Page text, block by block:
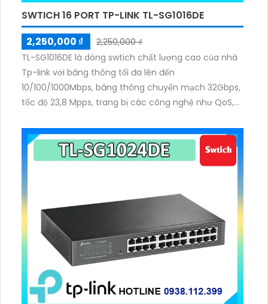
SWTICH 16 PORT TP-LINK TL-SG1016DE
2,250,000 ₫
2,250,000 ₫
TL-SG1016DE là dòng swtich chất lượng cao của nhà
Tp-link với băng thông tối đa lên đến
10/100/1000Mbps, băng thông chuyển mạch 32Gbps,
tốc độ 23,8 Mpps, trang bị các công nghệ như QoS,
và chuẩn đoán cáp giúp tối ưu hiệu suất mạng